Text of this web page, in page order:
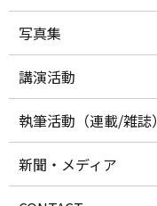
写真集
講演活動
執筆活動（連載/雑誌）
新聞・メディア